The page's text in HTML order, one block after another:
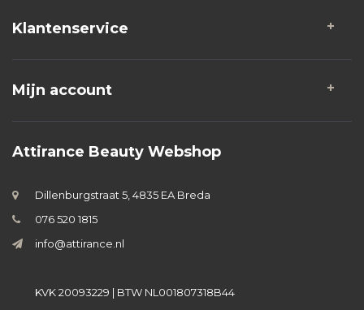
Klantenservice
Mijn account
Attirance Beauty Webshop
Dillenburgstraat 5, 4835 EA Breda
076 520 1815
info@attirance.nl
KVK 20093229 | BTW NL001807318B44